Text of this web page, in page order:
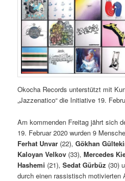
Okocha Records unterstützt mit
„Jazzenatico“ die Initiative 19.
Am kommenden Freitag jährt sich
19. Februar 2020 wurden 9
Ferhat Unvar (22),Gökhan
Kaloyan Velkov (33),Mercedes
Hashemi (21),Sedat Gürbüz (30)
durch einen rassistisch motivierten